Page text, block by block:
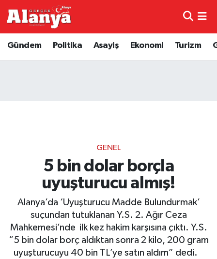
Gündem Politika Asayiş Ekonomi Turizm
GENEL
5 bin dolar borçla
uyuşturucu almış!
Alanya’da ‘Uyuşturucu Madde Bulundurmak’
suçundan tutuklanan Y.S. 2. Ağır Ceza
Mahkemesi’nde ilk kez hakim karşısına çıktı. Y.S.
“5 bin dolar borç aldıktan sonra 2 kilo, 200 gram
uyuşturucuyu 40 bin TL’ye satın aldım” dedi.
Genel
Diğer
Dünya
Ekonomi
Trafik Durumu
Haber Arşivi